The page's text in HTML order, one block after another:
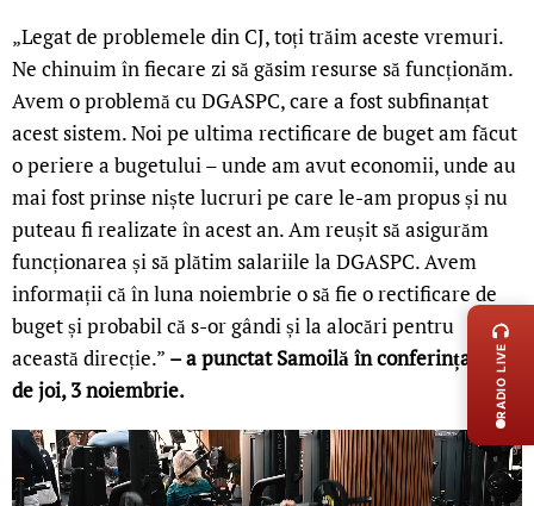
„Legat de problemele din CJ, toți trăim aceste vremuri.
Ne chinuim în fiecare zi să găsim resurse să funcționăm.
Avem o problemă cu DGASPC, care a fost subfinanțat
acest sistem. Noi pe ultima rectificare de buget am făcut
o periere a bugetului – unde am avut economii, unde au
mai fost prinse niște lucruri pe care le-am propus și nu
puteau fi realizate în acest an. Am reușit să asigurăm
funcționarea și să plătim salariile la DGASPC. Avem
informații că în luna noiembrie o să fie o rectificare de
buget și probabil că s-or gândi și la alocări pentru
această direcție.” – a punctat Samoilă în conferința PSD
de joi, 3 noiembrie.
RADIO LIVE